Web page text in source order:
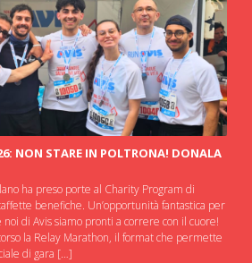
NON STARE IN POLTRONA! DONALA
ha preso porte al Charity Program di
benefiche. Un’opportunità fantastica per
di Avis siamo pronti a correre con il cuore!
la Relay Marathon, il format che permette
di gara […]